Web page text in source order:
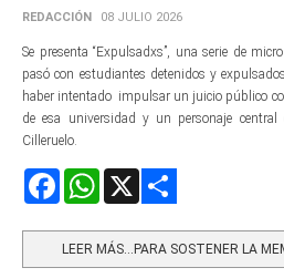
REDACCIÓN 08 JULIO 2026
Se presenta “Expulsadxs”, una serie de
pasó con estudiantes detenidos y
haber intentado impulsar un juicio público
de esa universidad y un personaje
Cilleruelo.
FacebookWhatsApp
LEER MÁS…PARA SOSTENER LA